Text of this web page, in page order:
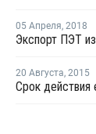
05 Апреля, 2018
Экспорт ПЭТ
20 Августа, 2015